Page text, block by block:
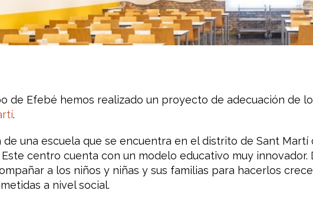
de Efebé hemos realizado un proyecto de adecuación de
.
de una escuela que se encuentra en el distrito de Sant
Este centro cuenta con un modelo educativo muy
a los niños y niñas y sus familias para hacerlos
a nivel social.